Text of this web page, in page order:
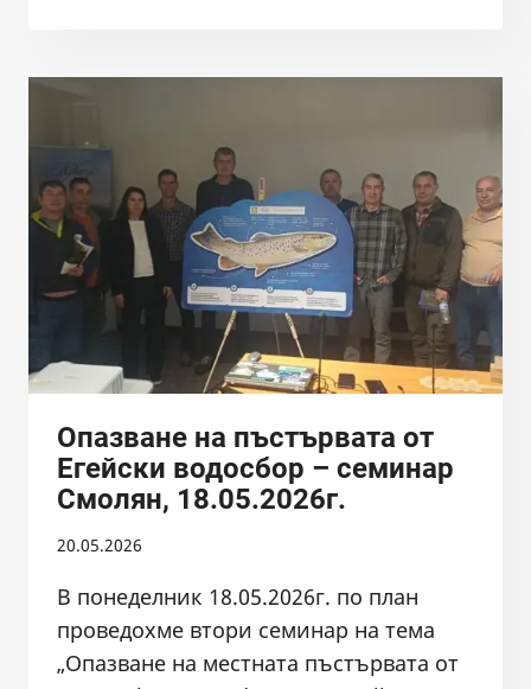
ИЗДАНИЕ
V
15
ГОДИНИ
ЗАЕДНО
В
ИМЕТО
НА
ПРИРОДАТА
Опазване на пъстървата от
Егейски водосбор – семинар
Смолян, 18.05.2026г.
20.05.2026
В понеделник 18.05.2026г. по план
проведохме втори семинар на тема
„Опазване на местната пъстървата от